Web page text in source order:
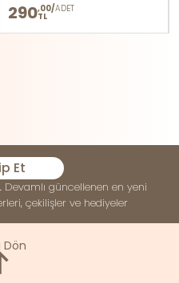
290,00/ADET
TL
Et
Devamlı güncellenen en yeni
çekilişler ve hediyeler
Dön